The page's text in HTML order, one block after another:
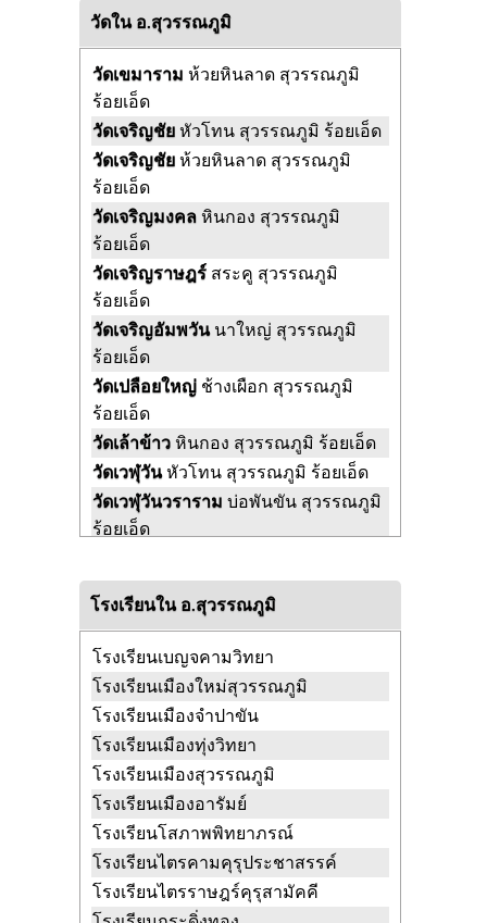
วัดใน อ.สุวรรณภูมิ
วัดเขมารามห้วยหินลาด สุวรรณภูมิ
ร้อยเอ็ด
วัดเจริญชัยหัวโทน สุวรรณภูมิ ร้อยเอ็ด
วัดเจริญชัยห้วยหินลาด สุวรรณภูมิ
ร้อยเอ็ด
วัดเจริญมงคลหินกอง สุวรรณภูมิ
ร้อยเอ็ด
วัดเจริญราษฎร์ สระคู สุวรรณภูมิ
ร้อยเอ็ด
วัดเจริญอัมพวัน นาใหญ่ สุวรรณภูมิ
ร้อยเอ็ด
วัดเปลือยใหญ่ ช้างเผือก สุวรรณภูมิ
ร้อยเอ็ด
วัดเล้าข้าวหินกอง สุวรรณภูมิ ร้อยเอ็ด
วัดเวฬุวันหัวโทน สุวรรณภูมิ ร้อยเอ็ด
วัดเวฬุวันวรารามบ่อพันขัน สุวรรณภูมิ
ร้อยเอ็ด
ร้อยเอ็ด
วัดเอี่ยมศรัทธา สระคู สุวรรณภูมิ
วัดแสงสว่างน้ำคำ สุวรรณภูมิ ร้อยเอ็ด
จำปาขัน สุวรรณภูมิ ร้อยเอ็ด
วัดโนนสวรรค์ทุ่งหลวง สุวรรณภูมิ
ร้อยเอ็ด
วัดโพธิ์ชัยบ่อพันขัน สุวรรณภูมิ ร้อยเอ็ด
วัดโพธิ์ทองน้ำคำ สุวรรณภูมิ ร้อยเอ็ด
วัดโพธิ์ทองห้วยหินลาด สุวรรณภูมิ
โรงเรียนใน อ.สุวรรณภูมิ
โรงเรียนเบญจคามวิทยา
โรงเรียนเมืองใหม่สุวรรณภูมิ
โรงเรียนเมืองจำปาขัน
โรงเรียนเมืองทุ่งวิทยา
โรงเรียนเมืองสุวรรณภูมิ
โรงเรียนเมืองอารัมย์
โรงเรียนโสภาพพิทยาภรณ์
โรงเรียนไตรคามคุรุประชาสรรค์
โรงเรียนไตรราษฎร์คุรุสามัคคี